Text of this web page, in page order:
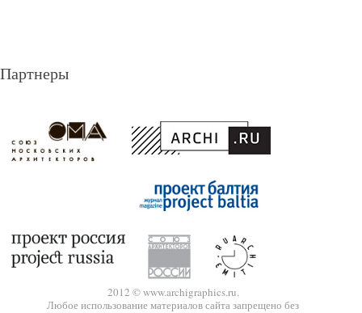
Партнеры
2012 © www.archigraphics.ru.
Любое использование материалов сайта запрещено без